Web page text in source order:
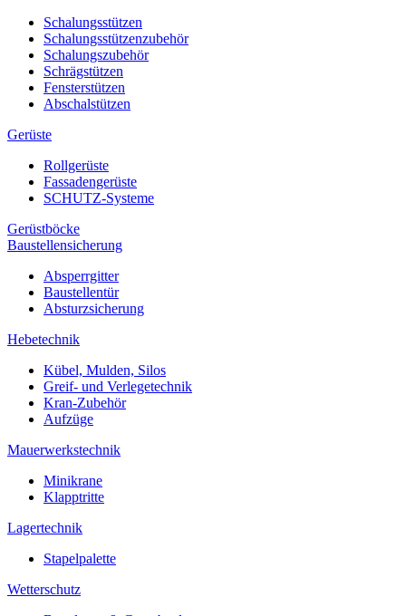
Schalungsstützen
Schalungsstützenzubehör
Schalungszubehör
Schrägstützen
Fensterstützen
Abschalstützen
Gerüste
Rollgerüste
Fassadengerüste
SCHUTZ-Systeme
Gerüstböcke
Baustellensicherung
Absperrgitter
Baustellentür
Absturzsicherung
Hebetechnik
Kübel, Mulden, Silos
Greif- und Verlegetechnik
Kran-Zubehör
Aufzüge
Mauerwerkstechnik
Minikrane
Klapptritte
Lagertechnik
Stapelpalette
Wetterschutz